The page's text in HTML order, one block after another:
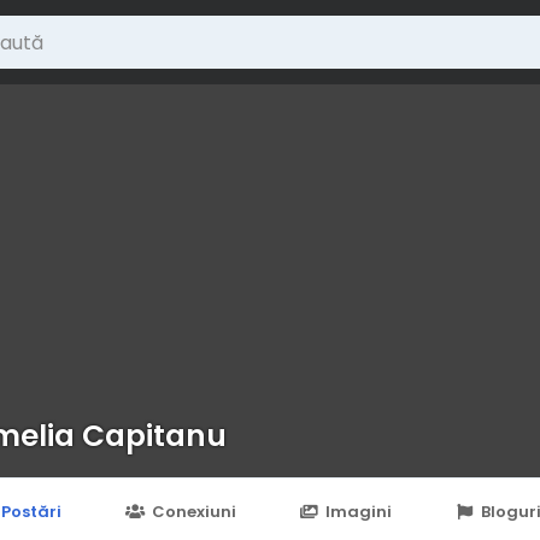
Capitanu
Postări Conexiuni Imagini